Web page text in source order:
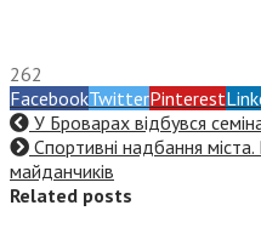
262
FacebookTwitterPinterest
У Броварах відбувся
Спортивні надбання міста.
майданчиків
Related posts